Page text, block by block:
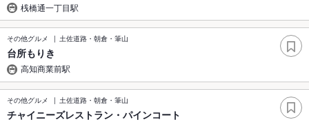
桟橋通一丁目駅
その他グルメ 土佐道路・朝倉・筆山
台所もりき
高知商業前駅
その他グルメ 土佐道路・朝倉・筆山
チャイニーズレストラン・パインコート